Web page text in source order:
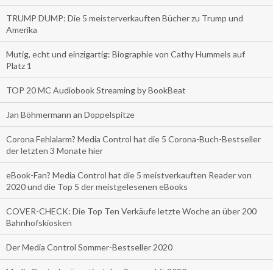
TRUMP DUMP: Die 5 meisterverkauften Bücher zu Trump und
Amerika
Mutig, echt und einzigartig: Biographie von Cathy Hummels auf
Platz 1
TOP 20 MC Audiobook Streaming by BookBeat
Jan Böhmermann an Doppelspitze
Corona Fehlalarm? Media Control hat die 5 Corona-Buch-Bestseller
der letzten 3 Monate hier
eBook-Fan? Media Control hat die 5 meistverkauften Reader von
2020 und die Top 5 der meistgelesenen eBooks
COVER-CHECK: Die Top Ten Verkäufe letzte Woche an über 200
Bahnhofskiosken
Der Media Control Sommer-Bestseller 2020